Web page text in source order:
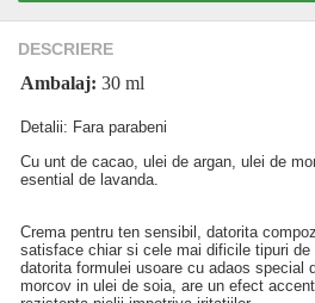
DESCRIERE
Ambalaj: 30 ml
Detalii: Fara parabeni
Cu unt de cacao, ulei de argan, ulei de
esential de lavanda.
Crema pentru ten sensibil, datorita
satisface chiar si cele mai dificile tipuri
datorita formulei usoare cu adaos special
morcov in ulei de soia, are un efect